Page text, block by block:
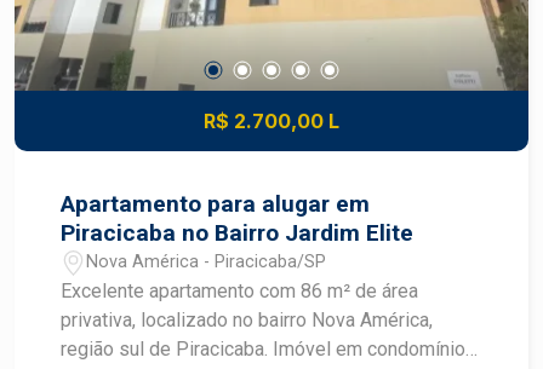
R$ 2.700,00 L
Apartamento para alugar em
Piracicaba no Bairro Jardim Elite
Nova América - Piracicaba/SP
Excelente apartamento com 86 m² de área
privativa, localizado no bairro Nova América,
região sul de Piracicaba. Imóvel em condomínio